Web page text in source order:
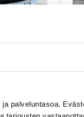
palveluntasoa.
kk
- J.